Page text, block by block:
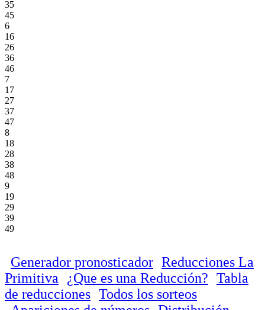
35
45
6
16
26
36
46
7
17
27
37
47
8
18
28
38
48
9
19
29
39
49
Generador pronosticador Reducciones La
Primitiva
¿Que es una Reducción? Tabla
de reducciones Todos los sorteos